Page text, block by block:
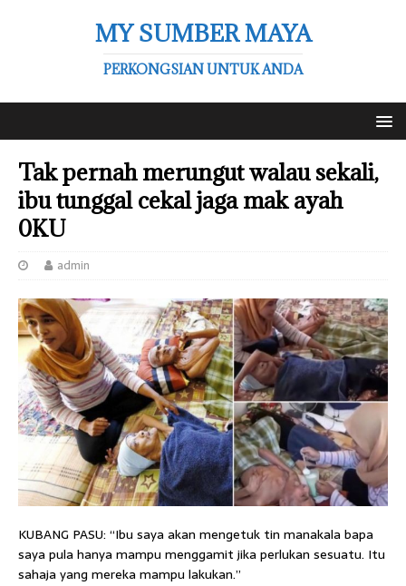
MY SUMBER MAYA
PERKONGSIAN UNTUK ANDA
Tak pernah merungut walau sekali,
ibu tunggal cekal jaga mak ayah
0KU
admin
KUBANG PASU: “Ibu saya akan mengetuk tin manakala bapa
saya pula hanya mampu menggamit jika perlukan sesuatu. Itu
sahaja yang mereka mampu lakukan.”